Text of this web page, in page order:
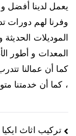
يعمل لدينا أفضل و
وفرنا لهم دورات
الموديلات
المعدات و أطور
كما أن عمالنا
، كما أن خدمتنا